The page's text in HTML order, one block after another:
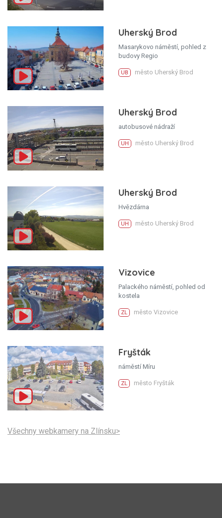
Uherský Brod
Masarykovo náměstí, pohled z
budovy Regio
UB město Uherský Brod
Uherský Brod
autobusové nádraží
UH město Uherský Brod
Uherský Brod
Hvězdárna
UH město Uherský Brod
Vizovice
Palackého náměstí, pohled od
kostela
ZL město Vizovice
Fryšták
náměstí Míru
ZL město Fryšták
Všechny webkamery na Zlínsku>